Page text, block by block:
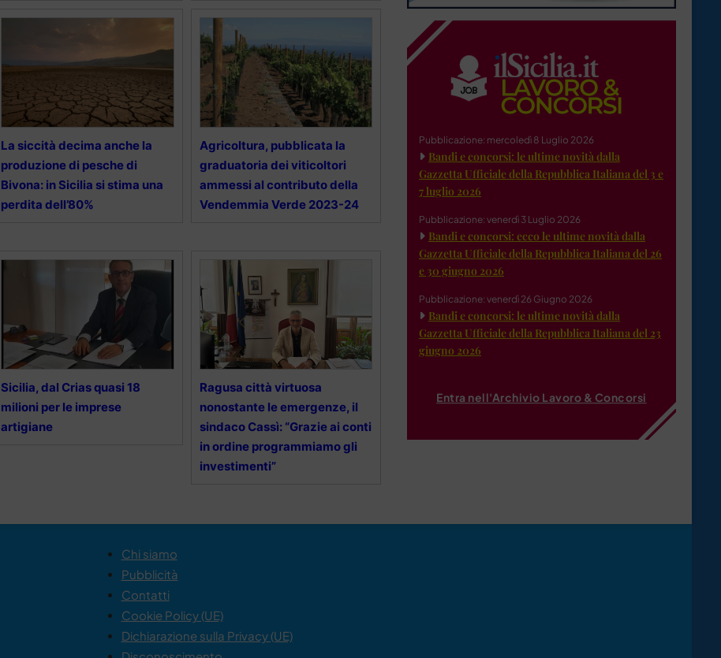
La siccità decima anche la
produzione di pesche di
Bivona: in Sicilia si stima una
perdita dell’80%
Agricoltura, pubblicata la
graduatoria dei viticoltori
ammessi al contributo della
Vendemmia Verde 2023-24
Sicilia, dal Crias quasi 18
milioni per le imprese
artigiane
Ragusa città virtuosa
nonostante le emergenze, il
sindaco Cassì: “Grazie ai conti
in ordine programmiamo gli
investimenti”
Pubblicazione: mercoledì 8 Luglio 2026
Bandi e concorsi: le ultime novità dalla
Gazzetta Ufficiale della Repubblica Italiana del 3 e
7 luglio 2026
Pubblicazione: venerdì 3 Luglio 2026
Bandi e concorsi: ecco le ultime novità dalla
Gazzetta Ufficiale della Repubblica Italiana del 26
e 30 giugno 2026
Pubblicazione: venerdì 26 Giugno 2026
Bandi e concorsi: le ultime novità dalla
Gazzetta Ufficiale della Repubblica Italiana del 23
giugno 2026
Entra nell'Archivio Lavoro & Concorsi
Chi siamo
Pubblicità
Contatti
Cookie Policy (UE)
Dichiarazione sulla Privacy (UE)